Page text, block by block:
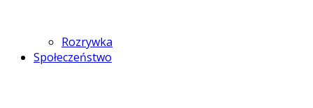
Rozrywka
Społeczeństwo